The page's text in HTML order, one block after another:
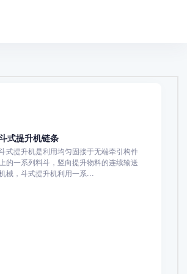
式提升机链条
式提升机是利用均匀固接于无端牵引构件
上的一系列料斗，竖向提升物料的连续输送
械，斗式提升机利用一系...